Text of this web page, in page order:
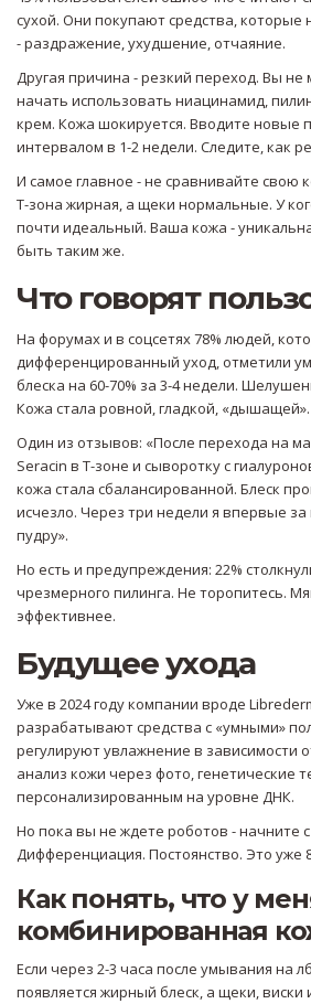
сухой. Они покупают средства, которые
- раздражение, ухудшение, отчаяние.
Другая причина - резкий переход. Вы
начать использовать ниацинамид,
крем. Кожа шокируется. Вводите новые
интервалом в 1-2 недели. Следите, как
И самое главное - не сравнивайте свою
Т-зона жирная, а щеки нормальные. У
почти идеальный. Ваша кожа -
быть таким же.
Что говорят
На форумах и в соцсетях 78% людей,
дифференцированный уход, отметили
блеска на 60-70% за 3-4 недели.
Кожа стала ровной, гладкой, «дышащей».
Один из отзывов: «После перехода на
Seracin в Т-зоне и сыворотку с
кожа стала сбалансированной. Блеск
исчезло. Через три недели я впервые
пудру».
Но есть и предупреждения: 22%
чрезмерного пилинга. Не торопитесь.
эффективнее.
Будущее ухода
Уже в 2024 году компании вроде
разрабатывают средства с «умными»
регулируют увлажнение в зависимости
анализ кожи через фото, генетические
персонализированным на уровне ДНК.
Но пока вы не ждете роботов - начните с
Дифференциация. Постоянство. Это уже
Как понять, что у
комбинированная
Если через 2-3 часа после умывания на
появляется жирный блеск, а щеки, виски